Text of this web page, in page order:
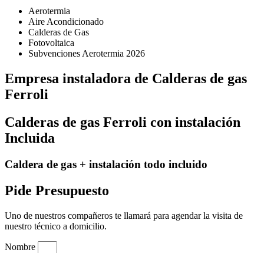
Aerotermia
Aire Acondicionado
Calderas de Gas
Fotovoltaica
Subvenciones Aerotermia 2026
Empresa instaladora de Calderas de gas
Ferroli
Calderas de gas Ferroli con instalación
Incluida
Caldera de gas + instalación todo incluido
Pide Presupuesto
Uno de nuestros compañeros te llamará para agendar la visita de
nuestro técnico a domicilio.
Nombre